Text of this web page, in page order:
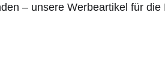
– unsere Werbeartikel für